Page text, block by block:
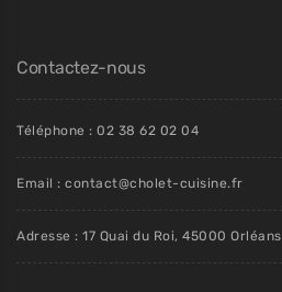
Contactez-nous
Téléphone : 02 38 62 02 04
Email : contact@cholet-cuisine.fr
Adresse : 17 Quai du Roi, 45000 Orléans